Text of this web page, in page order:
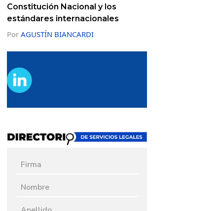
Constitución Nacional y los
estándares internacionales
Por AGUSTÍN BIANCARDI